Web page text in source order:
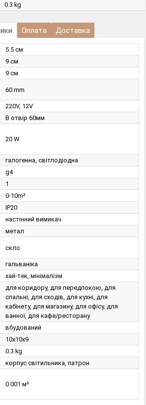
0.3 kg
Оплата Доставка
5.5 см
9 см
9 см
60 mm
220V, 12V
В отвір 60мм
20 W
галогенна, світлодіодна
g4
1
0-10m²
IP20
настінний вимикач
метал
скло
гальваніка
хай-тек, мінімалізм
для коридору, для передпокою, для
спальні, для сходів, для кухні, для
кабінету, для магазину, для офісу, для
ванної, для кафе/ресторану
вбудований
10x10x9
0.3 kg
корпус світильника, патрон
0.001 м³